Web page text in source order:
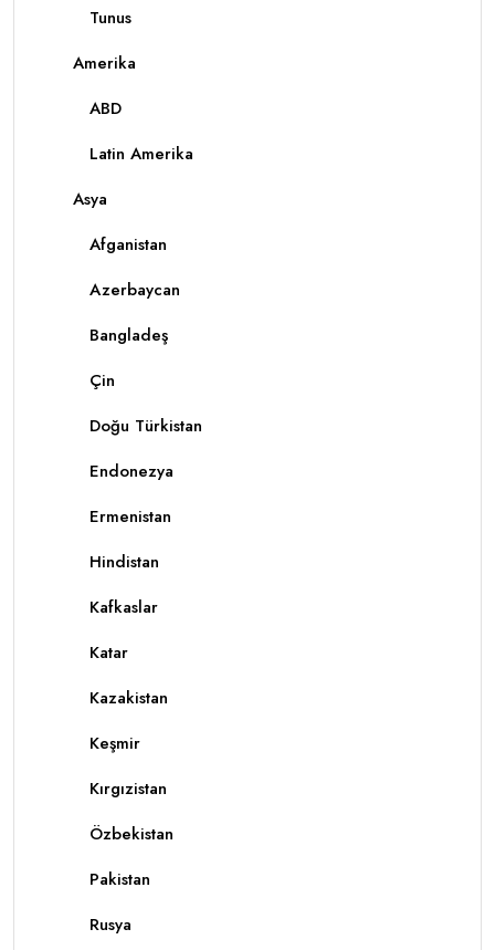
Tunus
Amerika
ABD
Latin Amerika
Asya
Afganistan
Azerbaycan
Bangladeş
Çin
Doğu Türkistan
Endonezya
Ermenistan
Hindistan
Kafkaslar
Katar
Kazakistan
Keşmir
Kırgızistan
Özbekistan
Pakistan
Rusya